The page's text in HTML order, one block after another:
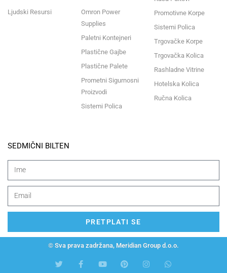
Ljudski Resursi
Omron Power
Supplies
Paletni Kontejneri
Plastične Gajbe
Plastične Palete
Prometni Sigurnosni
Proizvodi
Sistemi Polica
Promotivne Korpe
Sistemi Polica
Trgovačke Korpe
Trgovačka Kolica
Rashladne Vitrine
Hotelska Kolica
Ručna Kolica
SEDMIČNI BILTEN
PRETPLATI SE
© Sva prava zadržana, Meridian Group d.o.o.